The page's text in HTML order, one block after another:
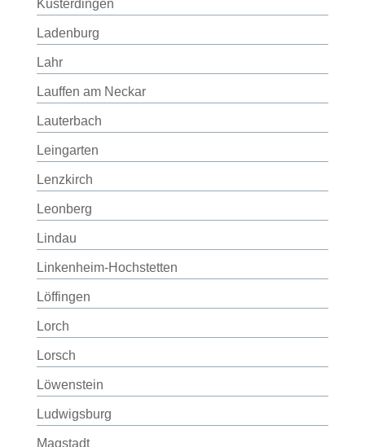
Kusterdingen
Ladenburg
Lahr
Lauffen am Neckar
Lauterbach
Leingarten
Lenzkirch
Leonberg
Lindau
Linkenheim-Hochstetten
Löffingen
Lorch
Lorsch
Löwenstein
Ludwigsburg
Magstadt